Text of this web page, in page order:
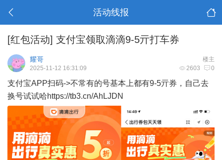
活动线报
[红包活动] 支付宝领取滴滴9-5亓打车券
楼主
耀哥
2603 0
2025-11-12 16:31:09
支付宝APP扫码->不常有的号基本上都有9-5亓券，自己去
换号试试哈https://tb3.cn/AhLJDN